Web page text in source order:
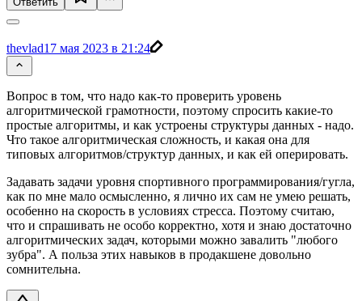
thevlad17 мая 2023 в 21:24
Вопрос в том, что надо как-то проверить уровень
алгоритмической грамотности, поэтому спросить какие-то
простые алгоритмы, и как устроены структуры данных - надо.
Что такое алгоритмическая сложность, и какая она для
типовых алгоритмов/структур данных, и как ей оперировать.
Задавать задачи уровня спортивного программирования/гугла,
как по мне мало осмысленно, я лично их сам не умею решать,
особенно на скорость в условиях стресса. Поэтому считаю,
что и спрашивать не особо корректно, хотя и знаю достаточно
алгоритмических задач, которыми можно завалить "любого
зубра". А польза этих навыков в продакшене довольно
сомнительна.